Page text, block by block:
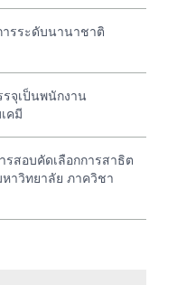
รระดับนานาชาติ
จุเป็นพนักงาน
คมี
สอบคัดเลือกการสาธิต
าวิทยาลัย ภาควิชา